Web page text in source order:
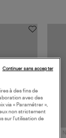
à des fins de
avec des
via « Paramétrer »,
non strictement
sur l’utilisation de
Continuer sans accepter